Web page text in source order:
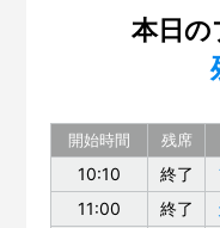
本日の
開始時間 残席
10:10 終了
11:00
終了